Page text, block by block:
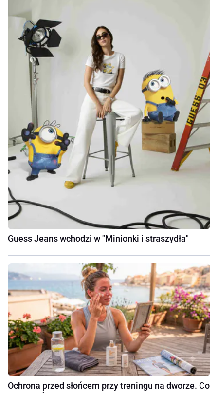
Guess Jeans wchodzi w "Minionki i straszydła"
Ochrona przed słońcem przy treningu na dworze. Co